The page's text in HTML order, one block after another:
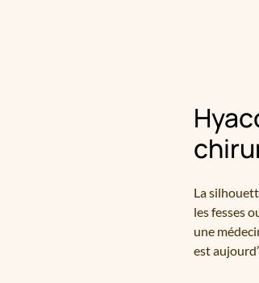
La
les fesses
une
est